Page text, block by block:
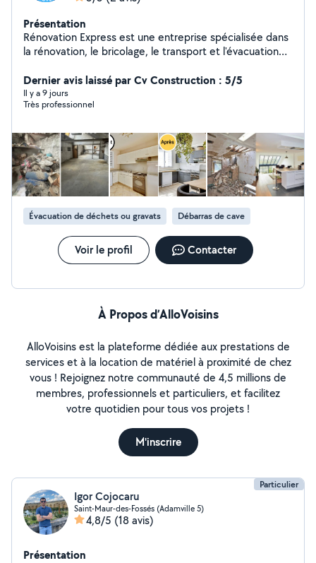
Présentation
Rénovation Express est une entreprise spécialisée dans
la rénovation, le bricolage, le transport et l'évacuation
sérieux et adaptés à vos besoins.
Dernier avis laissé par Cv Construction : 5/5
Il y a 9 jours
Très professionnel
Évacuation de déchets ou gravats Débarras de cave
Voir le profil Contacter
À Propos d’AlloVoisins
AlloVoisins est la plateforme dédiée aux prestations de
services et à la location de matériel à proximité de chez
vous ! Rejoignez notre communauté de 4,5 millions de
membres, professionnels et particuliers, et facilitez
votre quotidien pour tous vos projets !
M'inscrire
Particulier
Igor Cojocaru
Saint-Maur-des-Fossés (Adamville 5)
4,8/5 (18 avis)
Présentation